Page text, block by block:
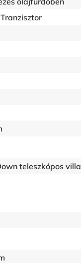
teleszkópos villa